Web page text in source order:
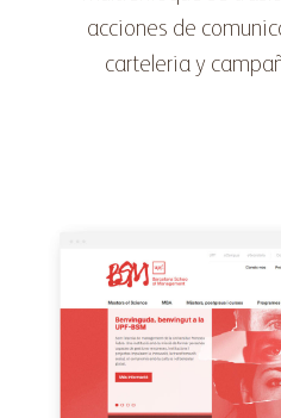
acciones de
carteleria y